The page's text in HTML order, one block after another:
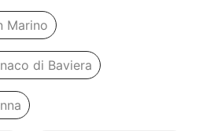
Marino
di Baviera